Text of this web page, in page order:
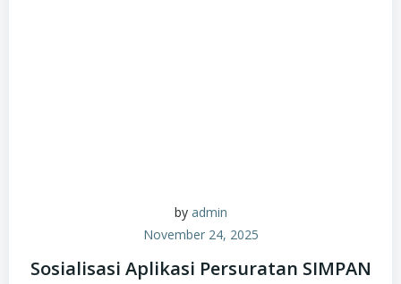
by admin
November 24, 2025
Sosialisasi Aplikasi Persuratan SIMPAN